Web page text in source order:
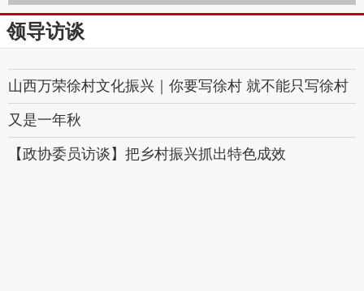
领导访谈
山西万荣徐村文化振兴｜你要写徐村 就不能只写徐村
又是一年秋
【政协委员访谈】把乡村振兴抓出特色成效